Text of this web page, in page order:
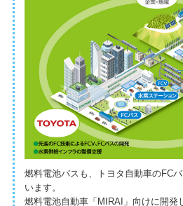
燃料電池バスも、トヨタ自動車のFC
います。
燃料電池自動車「MIRAI」向けに開発